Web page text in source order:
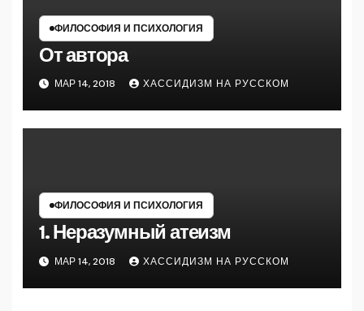
ФИЛОСОФИЯ И ПСИХОЛОГИЯ
От автора
МАР 14, 2018 ХАССИДИЗМ НА РУССКОМ
ФИЛОСОФИЯ И ПСИХОЛОГИЯ
1. Неразумный атеизм
МАР 14, 2018 ХАССИДИЗМ НА РУССКОМ